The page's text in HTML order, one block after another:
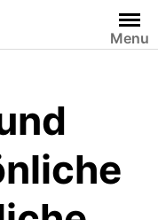
Menu